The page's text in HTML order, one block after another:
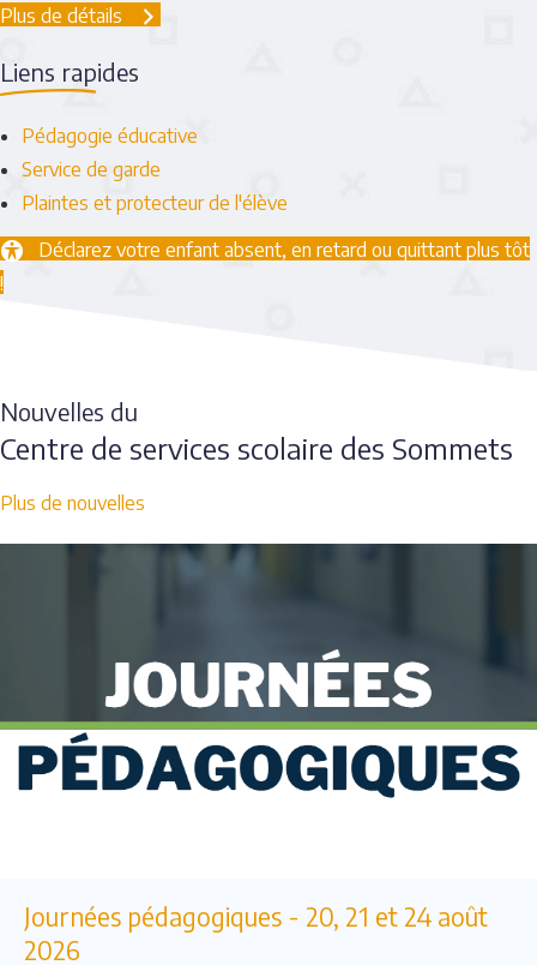
Plus de détails
Liens rapides
Pédagogie éducative
Service de garde
Plaintes et protecteur de l'élève
Déclarez votre enfant absent, en retard ou quittant plus tôt
!
Nouvelles du
Centre de services scolaire des Sommets
Plus de nouvelles
Journées pédagogiques - 20, 21 et 24 août
2026